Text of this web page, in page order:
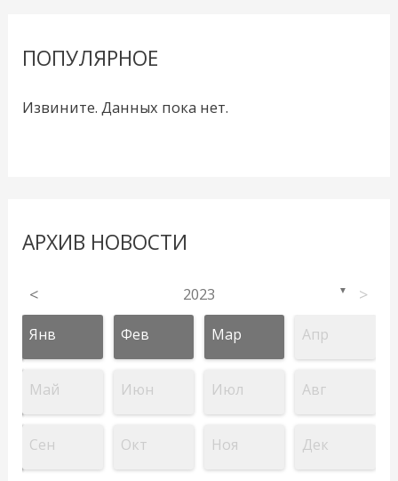
ПОПУЛЯРНОЕ
Извините. Данных пока нет.
АРХИВ НОВОСТИ
< 2023 ▼ >
Янв Фев Мар Апр
Май Июн Июл Авг
Сен Окт Ноя Дек